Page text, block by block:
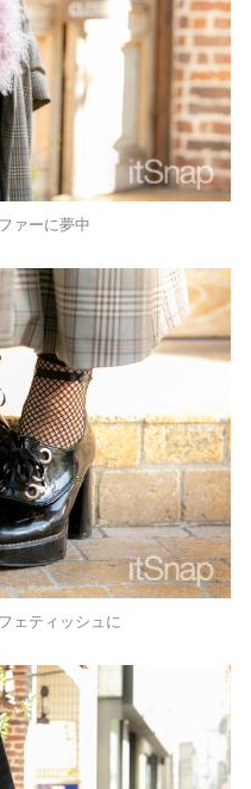
ァーに夢中
ェティッシュに